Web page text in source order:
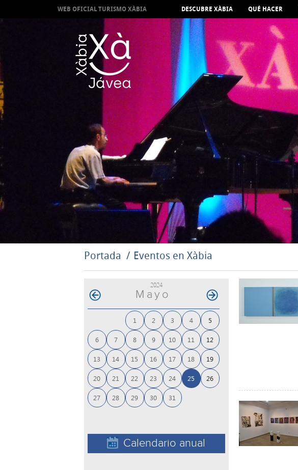
WEB OFICIAL TURISMO XÀBIA DESCUBRE XÀBIA QUÉ HACER
Portada Eventos en Xàbia
2024
Mayo
1 2 3 4 5
6 7 8 9 10 11 12
13 14 15 16 17 18 19
20 21 22 23 24 25 26
27 28 29 30 31
Calendario anual